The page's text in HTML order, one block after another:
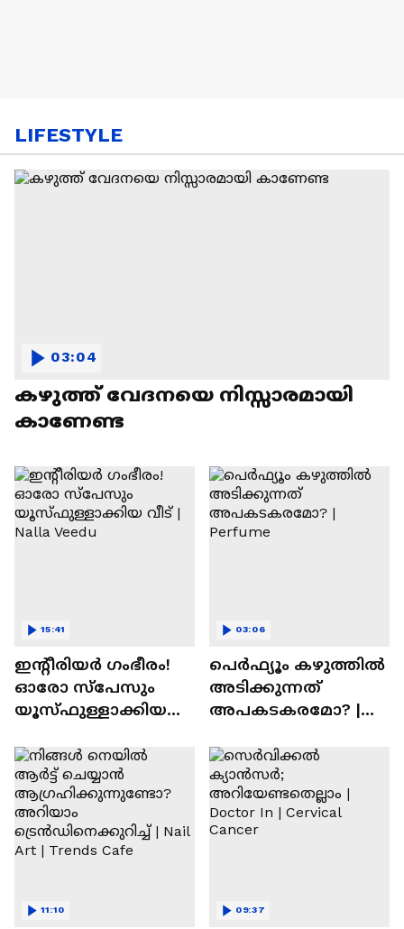
LIFESTYLE
കഴുത്ത് വേദനയെ നിസ്സാരമായി
കാണേണ്ട
03:04
ഇന്റീരിയർ ഗംഭീരം!
ഓരോ സ്‌പേസും
യൂസ്ഫുള്ളാക്കിയ
15:41
പെർഫ്യൂം കഴുത്തിൽ
അടിക്കുന്നത്
അപകടകരമോ? |
03:06
11:10 09:37